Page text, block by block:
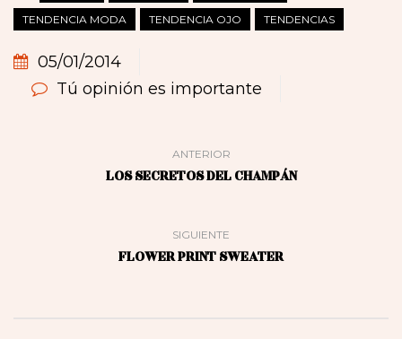
TENDENCIA MODA TENDENCIA OJO TENDENCIAS
05/01/2014
Tú opinión es importante
ANTERIOR
LOS SECRETOS DEL CHAMPÁN
SIGUIENTE
FLOWER PRINT SWEATER